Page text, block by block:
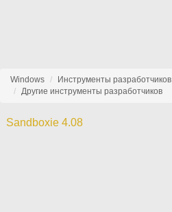
Windows
Инструменты разработчиков
Другие инструменты разработчиков
Sandboxie 4.08